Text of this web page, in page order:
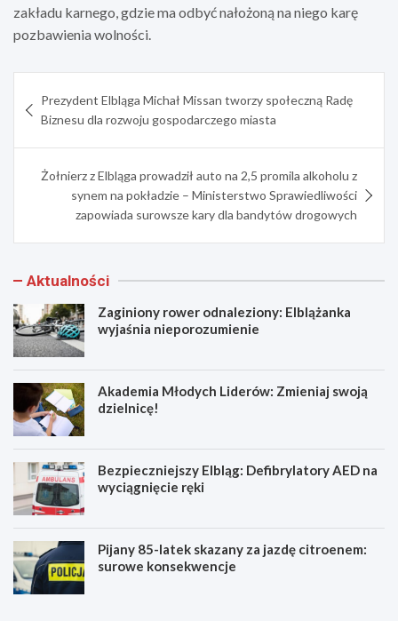
zakładu karnego, gdzie ma odbyć nałożoną na niego karę
pozbawienia wolności.
wpisu
Prezydent Elbląga Michał Missan tworzy społeczną Radę
Biznesu dla rozwoju gospodarczego miasta
Żołnierz z Elbląga prowadził auto na 2,5 promila alkoholu z
synem na pokładzie – Ministerstwo Sprawiedliwości
zapowiada surowsze kary dla bandytów drogowych
Aktualności
Zaginiony rower odnaleziony: Elblążanka
wyjaśnia nieporozumienie
Akademia Młodych Liderów: Zmieniaj swoją
dzielnicę!
Bezpieczniejszy Elbląg: Defibrylatory AED na
wyciągnięcie ręki
Pijany 85-latek skazany za jazdę citroenem:
surowe konsekwencje
Z
A